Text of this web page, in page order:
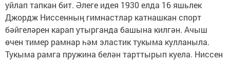
уйлап тапкан бит. Әлеге идея 1930 елда 16 яшьлек
Джордж Ниссенның гимнастлар катнашкан спорт
бәйгеләрен карап утырганда башына килгән. Ачыш
өчен тимер рамнар һәм эластик тукыма кулланыла.
Тукыма рамга пружина белән тарттырып куела. Ниссен